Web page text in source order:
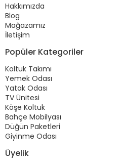
Hakkımızda
Blog
Mağazamız
İletişim
Popüler Kategoriler
Koltuk Takımı
Yemek Odası
Yatak Odası
TV Ünitesi
Köşe Koltuk
Bahçe Mobilyası
Düğün Paketleri
Giyinme Odası
Üyelik